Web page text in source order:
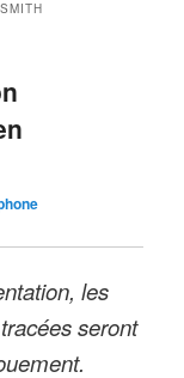
les
seront